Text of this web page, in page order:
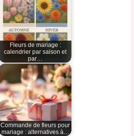
Fleurs de mariage :
calendrier par saison et
par…
Commande de fleurs pour
mariage : alternatives à…